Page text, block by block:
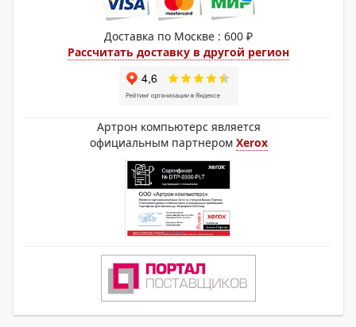
Доставка по Москве : 600 ₽
Рассчитать доставку в другой регион
Артрон компьютерс является
официальным партнером Xerox